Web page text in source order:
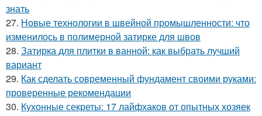
знать
27. Новые технологии в швейной промышленности: что
изменилось в полимерной затирке для швов
28. Затирка для плитки в ванной: как выбрать лучший
вариант
29. Как сделать современный фундамент своими руками:
проверенные рекомендации
30. Кухонные секреты: 17 лайфхаков от опытных хозяек